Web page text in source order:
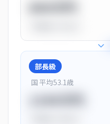
部長級
国 平均53.1歳